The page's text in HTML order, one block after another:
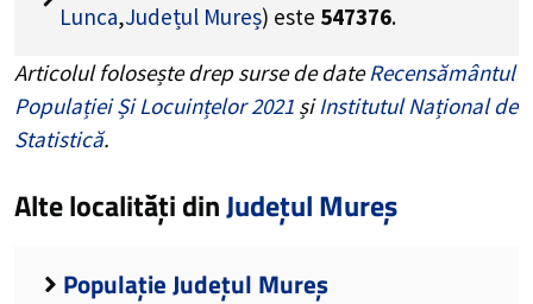
Lunca,Județul Mureș) este 547376.
Articolul folosește drep surse de dateRecensământul
Populației Și Locuințelor 2021 șiInstitutul Național de
Statistică.
Alte localități dinJudețul Mureș
Populație Județul Mureș